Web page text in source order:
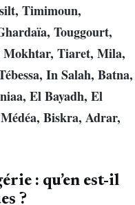
Timimoun,
Touggourt,
Mokhtar, Tiaret, Mila,
In Salah, Batna,
El Bayadh, El
Biskra, Adrar,
: qu’en est-il
?